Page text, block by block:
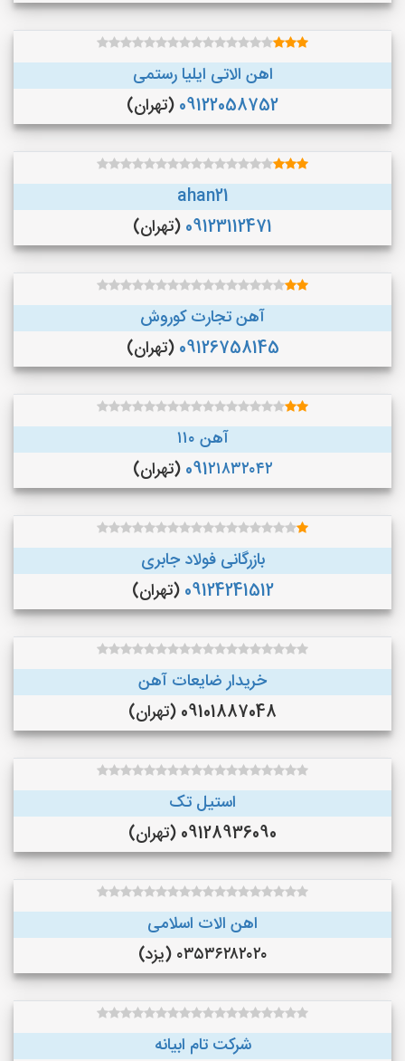
اهن الاتی ایلیا رستمی
09122058752 (تهران)
ahan21
09123112471 (تهران)
آهن تجارت کوروش
09126758145 (تهران)
آهن ۱۱۰
091۲۱۸۳۲۰۴۲ (تهران)
بازرگانی فولاد جابری
09124241512 (تهران)
خریدار ضایعات آهن
09101887048 (تهران)
استیل تک
09128936090 (تهران)
اهن الات اسلامی
۰۳۵۳۶۲۸۲۰۲۰ (یزد)
شرکت تام ابیانه